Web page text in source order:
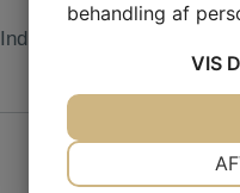
Indlæg. Afhængig af type.
behandling af
VIS